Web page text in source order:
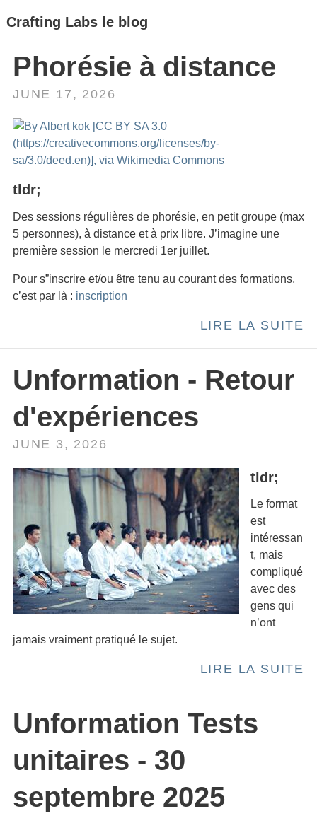
Crafting Labs le blog
Phorésie à distance
JUNE 17, 2026
tldr;
Des sessions régulières de phorésie, en petit groupe (max
5 personnes), à distance et à prix libre. J’imagine une
première session le mercredi 1er juillet.
Pour s”inscrire et/ou être tenu au courant des formations,
c’est par là : inscription
LIRE LA SUITE
Unformation - Retour
d'expériences
JUNE 3, 2026
tldr;
Le format
est
intéressan
t, mais
compliqué
avec des
gens qui
n’ont
jamais vraiment pratiqué le sujet.
LIRE LA SUITE
Unformation Tests
unitaires - 30
septembre 2025